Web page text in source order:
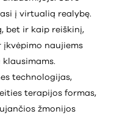
į virtualią realybę.
bet ir kaip reiškinį,
naujiems
technologijas,
terapijos formas,
žmonijos